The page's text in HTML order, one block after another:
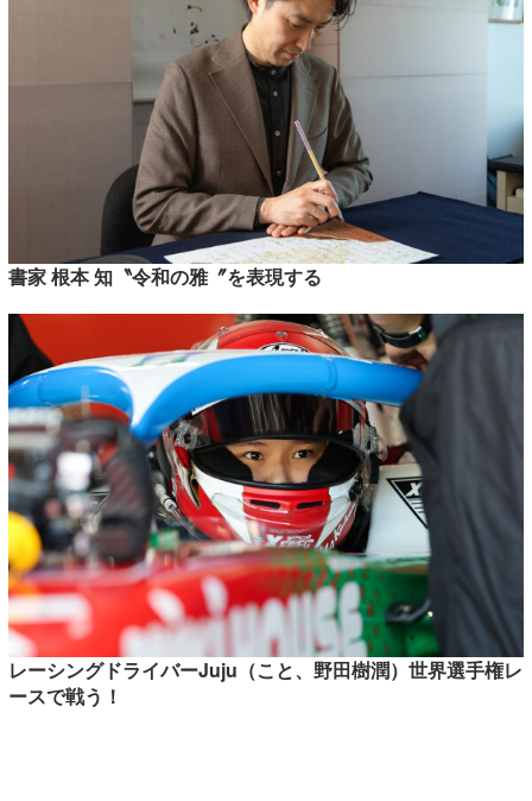
書家 根本 知〝令和の雅〞を表現する
レーシングドライバーJuju（こと、野田樹潤）世界選手権レ
ースで戦う！